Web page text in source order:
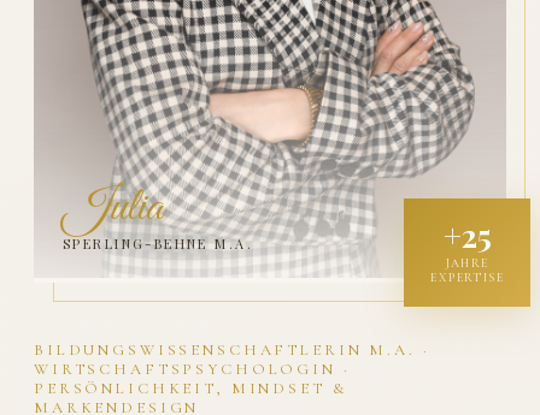
BILDUNGSWISSENSCHAFTLERIN M.A. ·
WIRTSCHAFTSPSYCHOLOGIN ·
PERSÖNLICHKEIT, MINDSET &
MARKENDESIGN
Julia
SPERLING-BEHNE M.A. +25
JAHRE
EXPERTISE